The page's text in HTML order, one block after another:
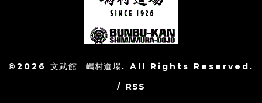
©2026文武館 嶋村道場. All Rights Reserved.
/ RSS